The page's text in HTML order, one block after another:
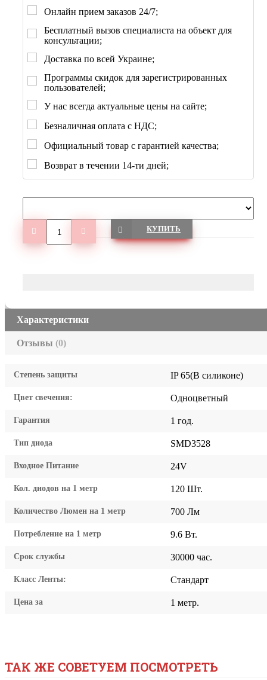
Онлайн прием заказов 24/7;
Бесплатный вызов специалиста на объект для
консультации;
Доставка по всей Украине;
Программы скидок для зарегистрированных
пользователей;
У нас всегда актуальные цены на сайте;
Безналичная оплата с НДС;
Официальный товар с гарантией качества;
Возврат в течении 14-ти дней;
КУПИТЬ
Характеристики
Отзывы (0)
Степень защиты IP 65(В силиконе)
Цвет свечения: Одноцветный
Гарантия 1 год.
Тип диода SMD3528
Входное Питание 24V
Кол. диодов на 1 метр 120 Шт.
Количество Люмен на 1 метр 700 Лм
Потребление на 1 метр 9.6 Вт.
Срок службы 30000 час.
Класс Ленты: Стандарт
Цена за 1 метр.
ТАК ЖЕ СОВЕТУЕМ ПОСМОТРЕТЬ